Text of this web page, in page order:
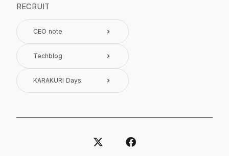
RECRUIT
CEO note keyboard_arrow_right
Techblog keyboard_arrow_right
KARAKURI Days keyboard_arrow_right